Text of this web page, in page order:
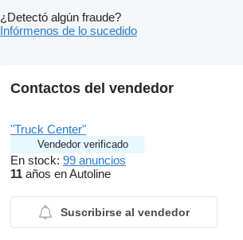
¿Detectó algún fraude?
Infórmenos de lo sucedido
Contactos del vendedor
"Truck Center"
Vendedor verificado
En stock: 99 anuncios
11 años en Autoline
Suscribirse al vendedor